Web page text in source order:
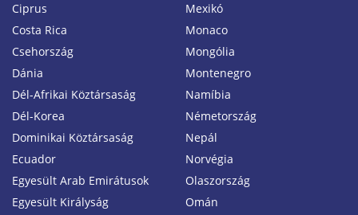
Ciprus
Costa Rica
Csehország
Dánia
Dél-Afrikai Köztársaság
Dél-Korea
Dominikai Köztársaság
Ecuador
Egyesült Arab Emirátusok
Egyesült Királyság
Mexikó
Monaco
Mongólia
Montenegro
Namíbia
Németország
Nepál
Norvégia
Olaszország
Omán